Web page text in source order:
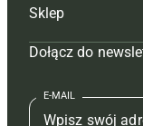
Tagi
Mapa serwisu
Kontakt
Hoduj z głową świnie
Prenumerata
Redakcja
Redakcja
Prenumerata
Reklama
Sklep
Czasopisma i
Książki
Dołącz do
E-MAIL